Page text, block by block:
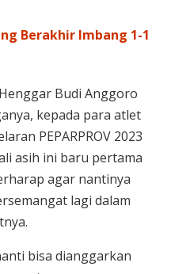
Berakhir Imbang 1-1
Budi Anggoro
kepada para atlet
PEPARPROV 2023
asih ini baru pertama
agar nantinya
lagi dalam
bisa dianggarkan